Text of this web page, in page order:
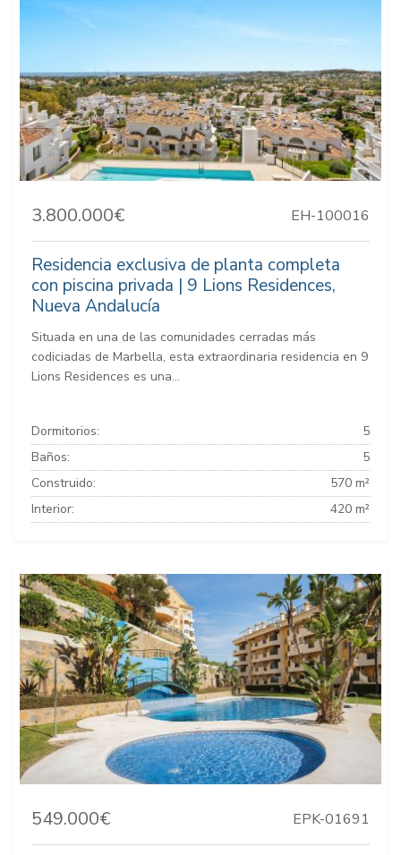
3.800.000€ EH-100016
Residencia exclusiva de planta completa
con piscina privada | 9 Lions Residences,
Nueva Andalucía
Situada en una de las comunidades cerradas más
codiciadas de Marbella, esta extraordinaria residencia en 9
Lions Residences es una...
Dormitorios:
5
Baños:
5
Construido:
570 m²
Interior:
420 m²
549.000€ EPK-01691